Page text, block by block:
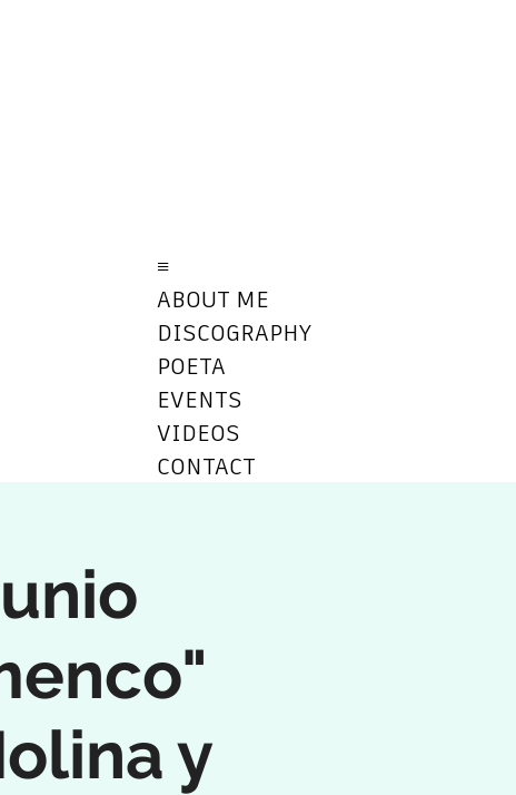
≡
ABOUT ME
DISCOGRAPHY
POETA
EVENTS
VIDEOS
CONTACT
y